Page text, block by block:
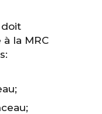
la MRC